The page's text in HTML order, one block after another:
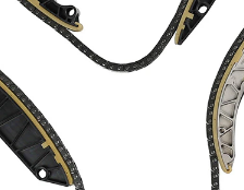
simplex
lant
inchis